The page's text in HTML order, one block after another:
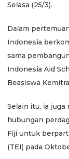
Selasa (25/3).
Dalam
Indonesia
sama
Indonesia Aid
Beasiswa
Selain itu, ia
hubungan
Fiji untuk
(TEI) pada